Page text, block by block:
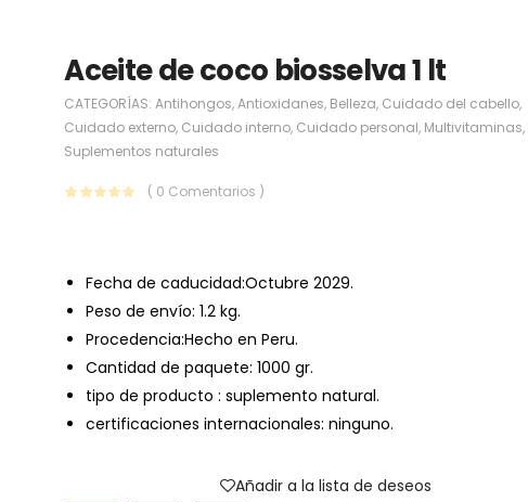
Aceite de coco biosselva 1 lt
CATEGORÍAS:Antihongos,Antioxidanes, Belleza, Cuidado del cabello,
Cuidado externo, Cuidado interno, Cuidado personal, Multivitaminas,
Suplementos naturales
( 0 Comentarios )
Fecha de caducidad:Octubre 2029.
Peso de envío: 1.2 kg.
Procedencia:Hecho en Peru.
Cantidad de paquete: 1000 gr.
tipo de producto : suplemento natural.
certificaciones internacionales: ninguno.
Añadir a la lista de deseos